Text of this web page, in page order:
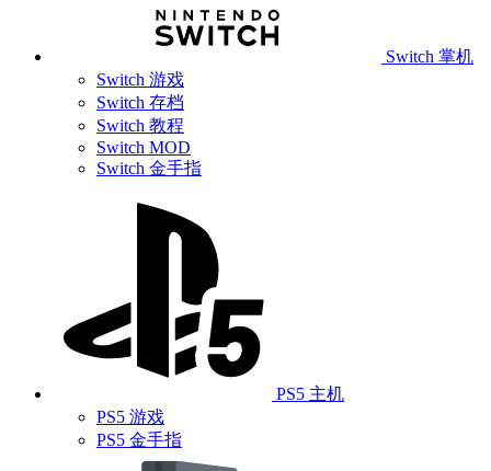
Switch 掌机
Switch 游戏
Switch 存档
Switch 教程
Switch MOD
Switch 金手指
PS5 主机
PS5 游戏
PS5 金手指